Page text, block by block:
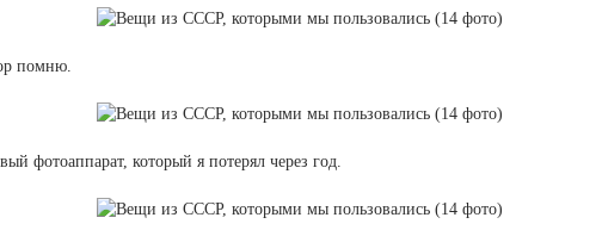
помню.
фотоаппарат, который я потерял через год.